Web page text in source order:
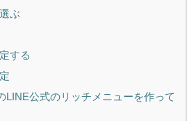
ぶ
する
LINE公式のリッチメニューを作って